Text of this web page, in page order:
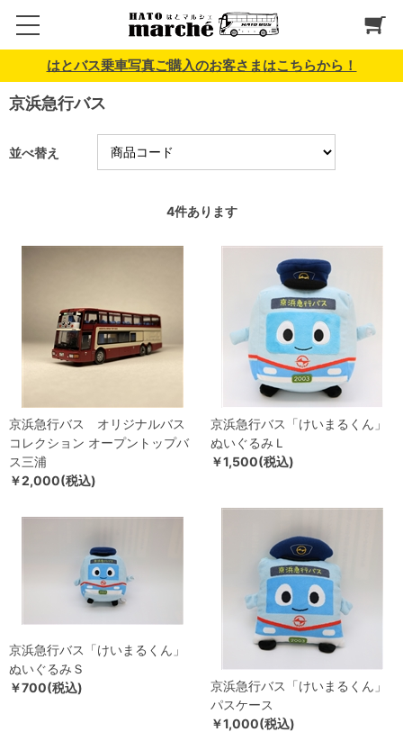
はとバス乗車写真ご購入のお客さまはこちらから！
京浜急行バス
並べ替え
4件あります
京浜急行バス オリジナルバス
コレクション オープントップバ
ス三浦
￥2,000(税込)
京浜急行バス「けいまるくん」
ぬいぐるみＬ
￥1,500(税込)
京浜急行バス「けいまるくん」
ぬいぐるみＳ
￥700(税込)
京浜急行バス「けいまるくん」
パスケース
￥1,000(税込)